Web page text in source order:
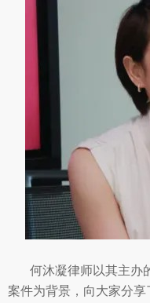
何沐凝律师以其主办
案件为背景，向大家分